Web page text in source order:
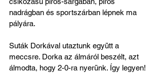
nadrágban és sportszárban lépnek ma
pályára.
Suták Dorkával utaztunk együtt a
meccsre. Dorka az álmáról beszélt, azt
álmodta, hogy 2-0-ra nyerünk. Így legyen!